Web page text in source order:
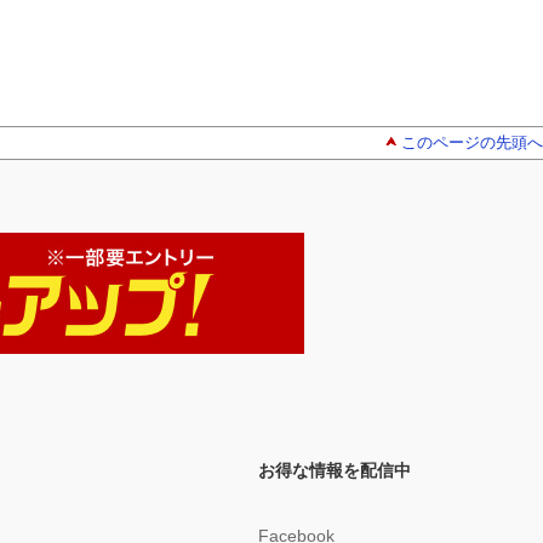
このページの先頭へ
お得な情報を配信中
Facebook